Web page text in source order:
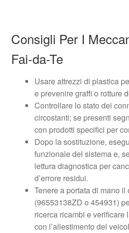
Consigli Per I
Fai-da-Te
Usare attrezzi di plastica
e prevenire graffi o rotture
Controllare lo stato dei
circostanti; se presenti
con prodotti specifici per
Dopo la sostituzione,
funzionale del sistema e,
lettura diagnostica per
d’errore residui.
Tenere a portata di mano il
(96553138ZD o 454931)
ricerca ricambi e verificare
con l’allestimento del